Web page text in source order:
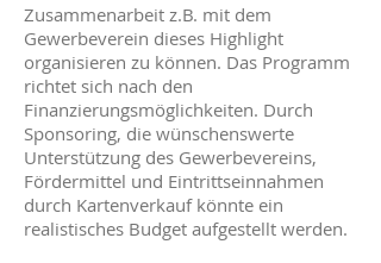
Zusammenarbeit z.B. mit dem
Gewerbeverein dieses Highlight
organisieren zu können. Das Programm
richtet sich nach den
Finanzierungsmöglichkeiten. Durch
Sponsoring, die wünschenswerte
Unterstützung des Gewerbevereins,
Fördermittel und Eintrittseinnahmen
durch Kartenverkauf könnte ein
realistisches Budget aufgestellt werden.